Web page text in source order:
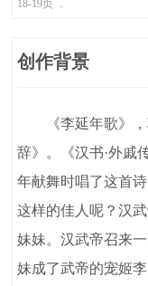
18-19页 ．
创作背景
《李延年歌》，
辞》。《汉书·外戚
年献舞时唱了这首
这样的佳人呢？汉
妹妹。汉武帝召来
妹成了武帝的宠姬